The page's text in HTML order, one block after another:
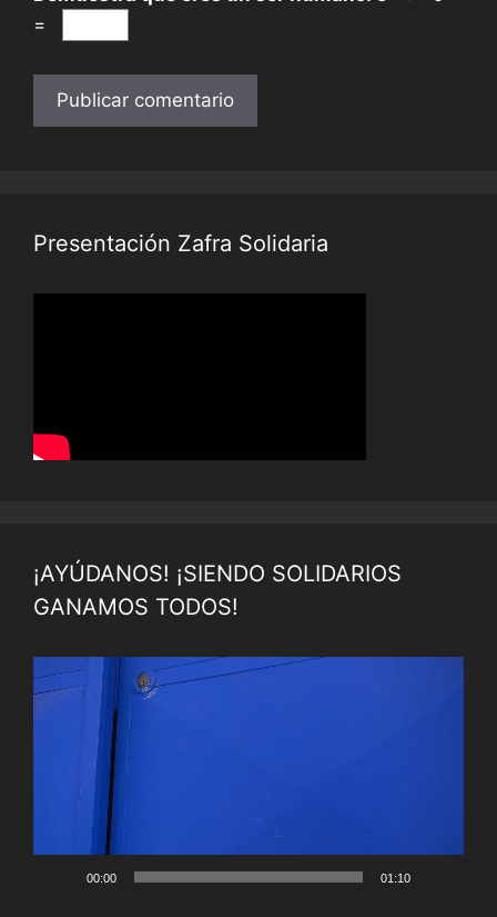
=
Presentación Zafra Solidaria
¡AYÚDANOS! ¡SIENDO SOLIDARIOS
GANAMOS TODOS!
Reproductor
de
00:00 01:10